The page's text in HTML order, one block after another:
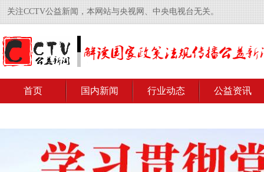
关注CCTV公益新闻，本网站与央视网、中央电视台无关。
首页 国内新闻 行业动态 公益资讯